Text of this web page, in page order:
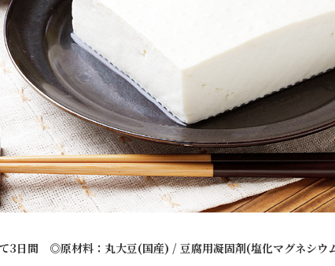
日間 ◎原材料：丸大豆(国産) / 豆腐用凝固剤(塩化マグネシウ